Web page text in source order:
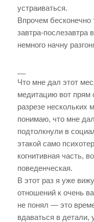
устраиваться.
Впрочем бесконечно
завтра-послезавтра
немного начну
Что мне дал этот
медитацию вот прям
разрезе
понимаю, что мне
подтолкнули в
этакой само
когнитивная часть,
поведенческая.
В этот раз я уже
отношений к очень
не понял — это
вдаваться в детали,